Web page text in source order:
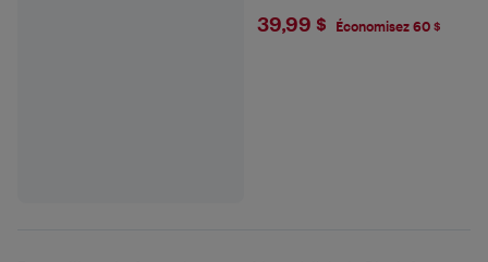
$39.99
39,99 $ Économisez 60 $